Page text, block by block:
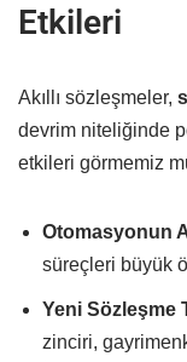
Etkileri
Akıllı sözleşmeler,
devrim niteliğinde
etkileri görmemiz
Otomasyonun
süreçleri büyük
Yeni Sözleşme
zinciri,